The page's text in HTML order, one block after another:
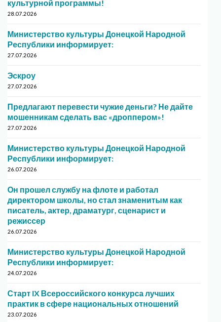
культурной программы!
28.07.2026
Министерство культуры Донецкой Народной
Республики информирует:
27.07.2026
Эскроу
27.07.2026
Предлагают перевести чужие деньги? Не дайте
мошенникам сделать вас «дроппером»!
27.07.2026
Министерство культуры Донецкой Народной
Республики информирует:
26.07.2026
Он прошел службу на флоте и работал
директором школы, но стал знаменитым как
писатель, актер, драматург, сценарист и
режиссер
26.07.2026
Министерство культуры Донецкой Народной
Республики информирует:
24.07.2026
Старт IX Всероссийского конкурса лучших
практик в сфере национальных отношений
23.07.2026